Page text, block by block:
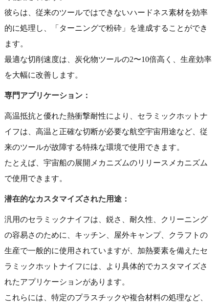
彼らは、従来のツールではできないハードネス素材を効率
的に処理し、「ターニングで粉砕」を達成することができ
ます。
最適な切削速度は、炭化物ツールの2〜10倍高く、生産効率
を大幅に改善します。
専門アプリケーション：
高温抵抗と優れた熱衝撃耐性により、セラミックホットナ
イフは、高温と正確な切断が必要な航空宇宙用途など、従
来のツールが故障する特殊な環境で使用できます。
たとえば、宇宙船の展開メカニズムのリリースメカニズム
で使用できます。
潜在的なカスタマイズされた用途：
汎用のセラミックナイフは、鋭さ、耐久性、クリーニング
の容易さのために、キッチン、屋外キャンプ、クラフトの
生産で一般的に使用されていますが、加熱要素を備えたセ
ラミックホットナイフには、より具体的でカスタマイズさ
れたアプリケーションがあります。
これらには、特定のプラスチックや複合材料の処理など、